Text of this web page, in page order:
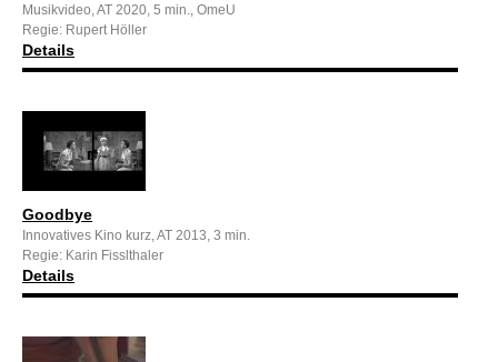
Musikvideo, AT 2020, 5 min., OmeU
Regie: Rupert Höller
Details
Goodbye
Innovatives Kino kurz, AT 2013, 3 min.
Regie: Karin Fisslthaler
Details